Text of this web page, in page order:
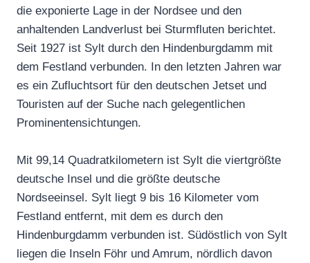
die exponierte Lage in der Nordsee und den
anhaltenden Landverlust bei Sturmfluten berichtet.
Seit 1927 ist Sylt durch den Hindenburgdamm mit
dem Festland verbunden. In den letzten Jahren war
es ein Zufluchtsort für den deutschen Jetset und
Touristen auf der Suche nach gelegentlichen
Prominentensichtungen.
Mit 99,14 Quadratkilometern ist Sylt die viertgrößte
deutsche Insel und die größte deutsche
Nordseeinsel. Sylt liegt 9 bis 16 Kilometer vom
Festland entfernt, mit dem es durch den
Hindenburgdamm verbunden ist. Südöstlich von Sylt
liegen die Inseln Föhr und Amrum, nördlich davon